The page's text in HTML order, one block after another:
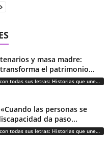
y masa madre:
el patrimonio...
Provincia del Huasco con todas sus letras: Historias que unen cultura, diversidad e identidad
las personas se
da paso...
Provincia del Huasco con todas sus letras: Historias que unen cultura, diversidad e identidad